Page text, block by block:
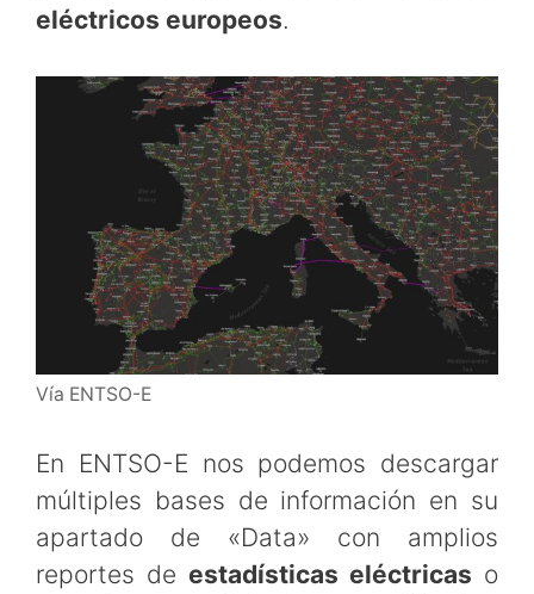
eléctricos europeos.
Vía ENTSO-E
En ENTSO-E nos podemos descargar
múltiples bases de información en su
apartado de «Data» con amplios
reportes de estadísticas eléctricas o